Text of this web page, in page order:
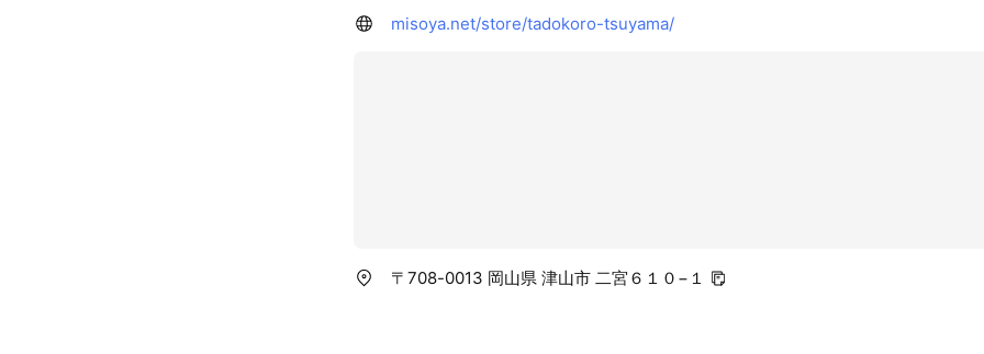
misoya.net/store/tadokoro-tsuyama/
〒708-0013 岡山県 津山市 二宮６１０−１